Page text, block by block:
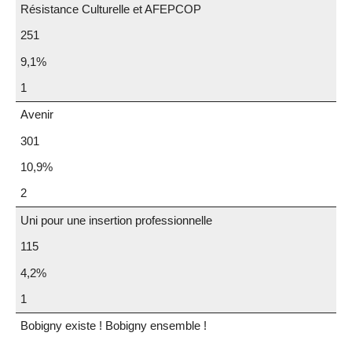
Résistance Culturelle et AFEPCOP
251
9,1%
1
Avenir
301
10,9%
2
Uni pour une insertion professionnelle
115
4,2%
1
Bobigny existe ! Bobigny ensemble !